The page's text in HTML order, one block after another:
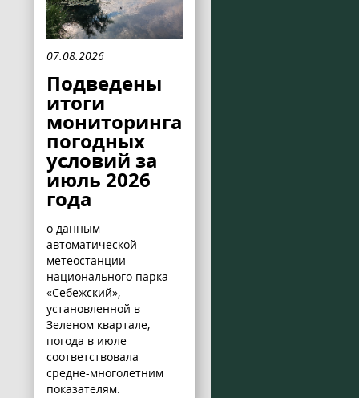
07.08.2026
Подведены
итоги
мониторинга
погодных
условий за
июль 2026
года
о данным
автоматической
метеостанции
национального парка
«Себежский»,
установленной в
Зеленом квартале,
погода в июле
соответствовала
средне-многолетним
показателям.